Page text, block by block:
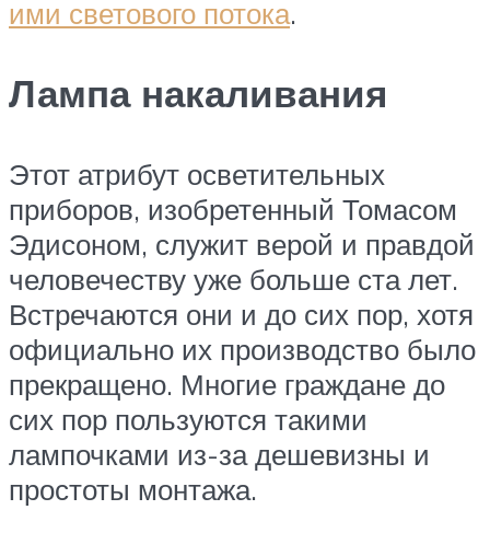
ими светового потока.
Лампа накаливания
Этот атрибут осветительных
приборов, изобретенный Томасом
Эдисоном, служит верой и правдой
человечеству уже больше ста лет.
Встречаются они и до сих пор, хотя
официально их производство было
прекращено. Многие граждане до
сих пор пользуются такими
лампочками из-за дешевизны и
простоты монтажа.